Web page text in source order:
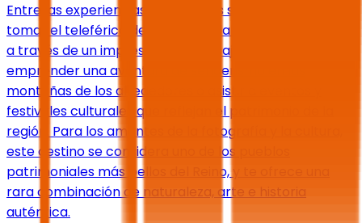
Entre las experiencias inolvidables se encuentran
tomar el teleférico desde Al-Soudah hasta Rijal Almaa
a través de un impresionante paisaje natural,
emprender una aventura de senderismo en las
montañas de los alrededores o asistir a eventos y
festivales culturales que reflejan el patrimonio de la
región. Para los amantes de la fotografía y la cultura,
este destino se considera uno de los pueblos
patrimoniales más bellos del Reino, y te ofrece una
rara combinación de naturaleza, arte e historia
auténtica.